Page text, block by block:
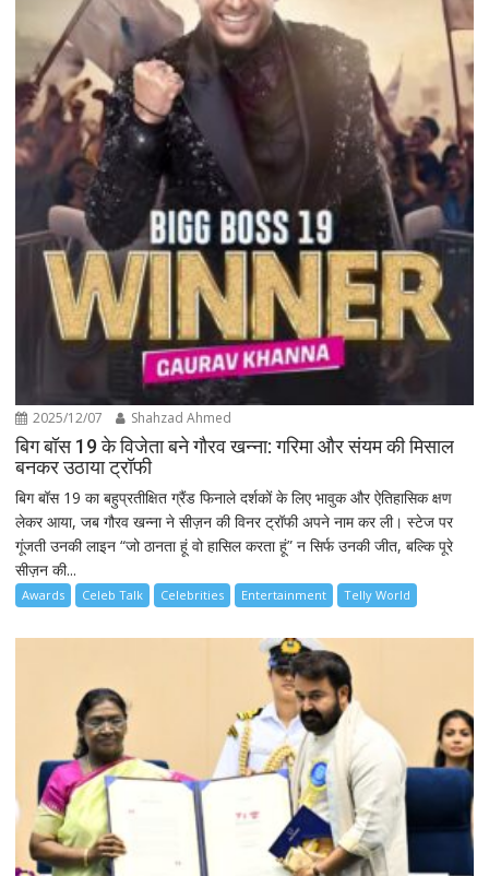
2025/12/07 Shahzad Ahmed
बिग बॉस 19 के विजेता बने गौरव खन्ना: गरिमा और संयम की मिसाल
बनकर उठाया ट्रॉफी
बिग बॉस 19 का बहुप्रतीक्षित ग्रैंड फिनाले दर्शकों के लिए भावुक और ऐतिहासिक क्षण
लेकर आया, जब गौरव खन्ना ने सीज़न की विनर ट्रॉफी अपने नाम कर ली। स्टेज पर
गूंजती उनकी लाइन “जो ठानता हूं वो हासिल करता हूं” न सिर्फ उनकी जीत, बल्कि पूरे
सीज़न की...
Awards Celeb Talk Celebrities Entertainment Telly World